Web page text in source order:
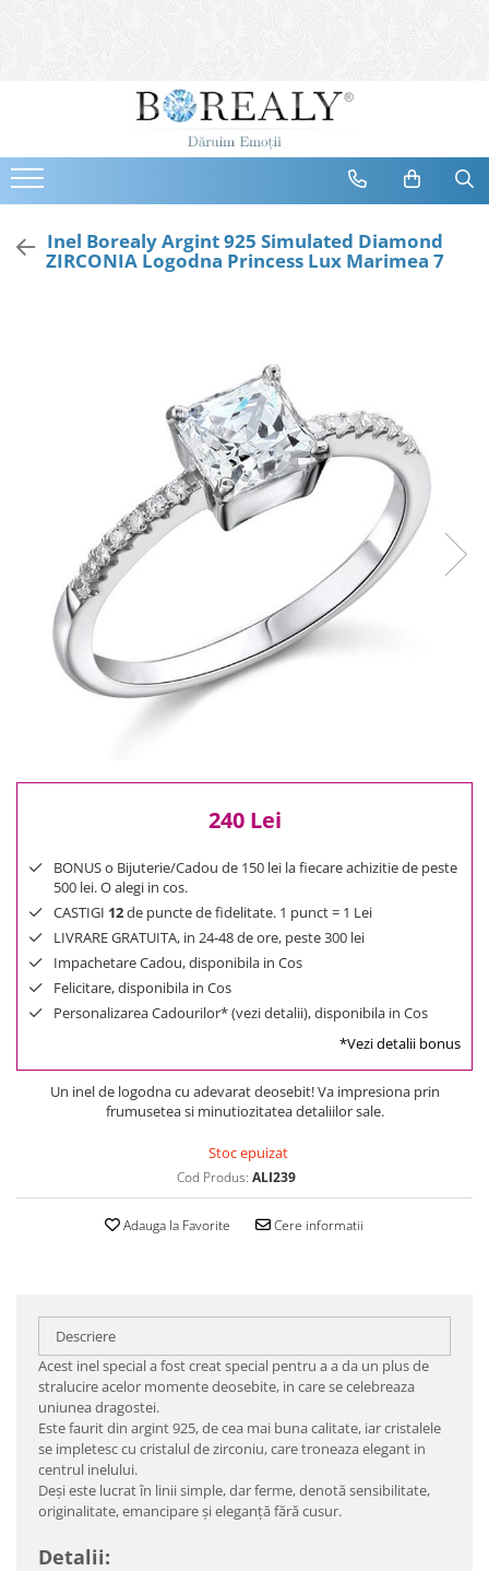
Bijuterii
Cercei
Bratari
Coliere
Seturi
Cele mai noi
Cele mai vandute
Cele mai votate
Cu video
0 Lei - 100 Lei
Inel Borealy Argint 925 Simulated Diamond
ZIRCONIA Logodna Princess Lux Marimea 7
240 Lei
BONUS o Bijuterie/Cadou de 150 lei la fiecare achizitie de peste
500 lei. O alegi in cos.
CASTIGI 12de puncte de fidelitate. 1 punct = 1 Lei
LIVRARE GRATUITA, in 24-48 de ore, peste 300 lei
Impachetare Cadou, disponibila in Cos
Felicitare, disponibila in Cos
Personalizarea Cadourilor* (vezi detalii), disponibila in Cos
*Vezi detalii bonus
Un inel de logodna cu adevarat deosebit! Va impresiona prin
frumusetea si minutiozitatea detaliilor sale.
Stoc epuizat
Cod Produs: ALI239
Adauga la Favorite Cere informatii
Descriere
Acest inel special a fost creat special pentru a a da un plus de
stralucire acelor momente deosebite, in care se celebreaza
uniunea dragostei.
Este faurit din argint 925, de cea mai buna calitate, iar cristalele
se impletesc cu cristalul de zirconiu, care troneaza elegant in
centrul inelului.
Deşi este lucrat în linii simple, dar ferme, denotă sensibilitate,
originalitate, emancipare şi eleganţă fără cusur.
Detalii: